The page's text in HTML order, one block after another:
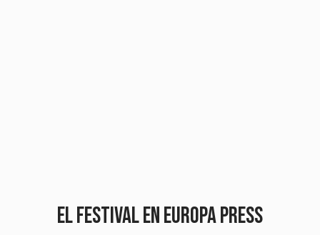
EL FESTIVAL EN EUROPA PRESS